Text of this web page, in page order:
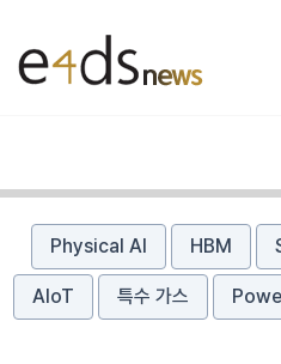
Physical AI HBM
AIoT 특수 가스